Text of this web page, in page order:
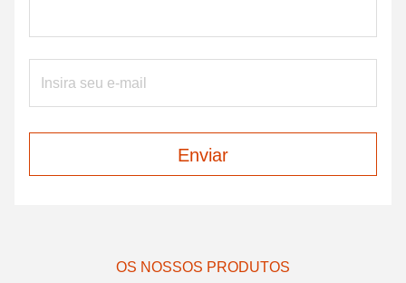
Enviar
OS NOSSOS PRODUTOS